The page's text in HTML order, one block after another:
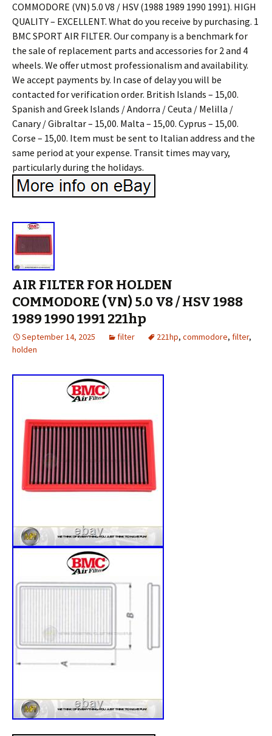
COMMODORE (VN) 5.0 V8 / HSV (1988 1989 1990 1991). HIGH
QUALITY – EXCELLENT. What do you receive by purchasing. 1
BMC SPORT AIR FILTER. Our company is a benchmark for
the sale of replacement parts and accessories for 2 and 4
wheels. We offer utmost professionalism and availability.
We accept payments by. In case of delay you will be
contacted for verification order. British Islands – 15,00.
Spanish and Greek Islands / Andorra / Ceuta / Melilla /
Canary / Gibraltar – 15,00. Malta – 15,00. Cyprus – 15,00.
Corse – 15,00. Item must be sent to Italian address and the
same period at your expense. Transit times may vary,
particularly during the holidays.
AIR FILTER FOR HOLDEN
COMMODORE (VN) 5.0 V8 / HSV 1988
1989 1990 1991 221hp
September 14, 2025 filter 221hp, commodore, filter,
holden